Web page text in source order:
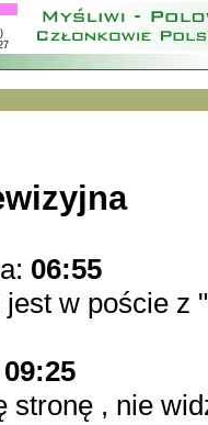
06:55
w poście z
09:25
stronę , nie